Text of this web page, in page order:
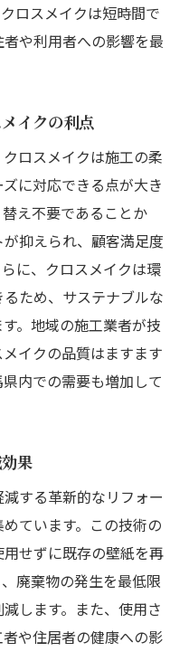
ロスメイクは短時間で
や利用者への影響を最
イクの利点
ロスメイクは施工の柔
に対応できる点が大き
え不要であることか
抑えられ、顧客満足度
に、クロスメイクは環
ため、サステナブルな
。地域の施工業者が技
イクの品質はますます
内での需要も増加して
果
する革新的なリフォー
ています。この技術の
せずに既存の壁紙を再
廃棄物の発生を最低限
します。また、使用さ
や住居者の健康への影